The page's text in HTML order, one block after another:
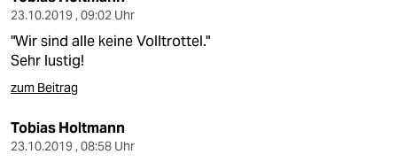
23.10.2019 , 09:02 Uhr
"Wir sind alle keine Volltrottel."
Sehr lustig!
zum Beitrag
Tobias Holtmann
23.10.2019 , 08:58 Uhr